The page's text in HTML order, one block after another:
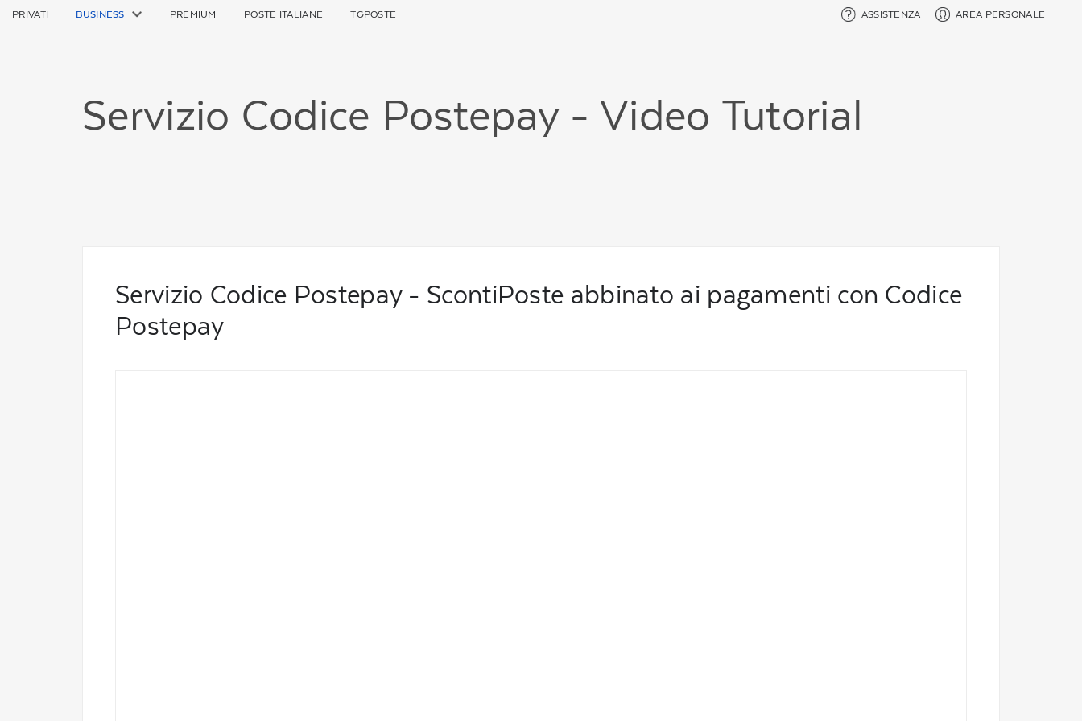
PRIVATI BUSINESS PREMIUM POSTE ITALIANE TGPOSTE ASSISTENZA AREA PERSONALE
Servizio Codice Postepay - Video Tutorial
Servizio Codice Postepay - ScontiPoste abbinato ai pagamenti con Codice
Postepay